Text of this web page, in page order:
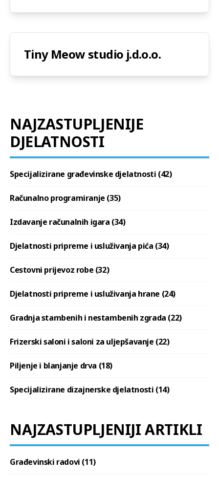
Tiny Meow studio j.d.o.o.
NAJZASTUPLJENIJE
DJELATNOSTI
Specijalizirane građevinske djelatnosti (42)
Računalno programiranje (35)
Izdavanje računalnih igara (34)
Djelatnosti pripreme i usluživanja pića (34)
Cestovni prijevoz robe (32)
Djelatnosti pripreme i usluživanja hrane (24)
Gradnja stambenih i nestambenih zgrada (22)
Frizerski saloni i saloni za uljepšavanje (22)
Piljenje i blanjanje drva (18)
Specijalizirane dizajnerske djelatnosti (14)
NAJZASTUPLJENIJI ARTIKLI
Građevinski radovi (11)